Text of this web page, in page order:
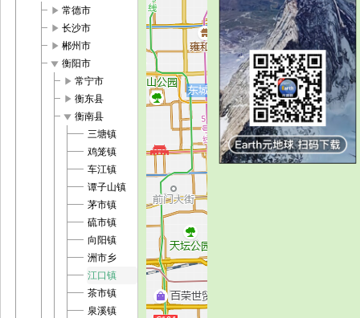
play_arrow 常德市
play_arrow 长沙市
play_arrow 郴州市
play_arrow 衡阳市
play_arrow 常宁市
play_arrow 衡东县
play_arrow 衡南县
三塘镇
鸡笼镇
车江镇
谭子山镇
茅市镇
硫市镇
向阳镇
洲市乡
江口镇
茶市镇
泉溪镇